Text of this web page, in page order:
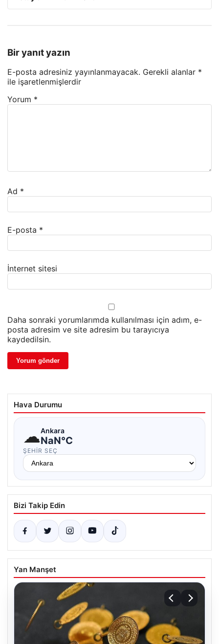
Bir yanıt yazın
E-posta adresiniz yayınlanmayacak. Gerekli alanlar *
ile işaretlenmişlerdir
Yorum *
Ad *
E-posta *
İnternet sitesi
Daha sonraki yorumlarımda kullanılması için adım, e-
posta adresim ve site adresim bu tarayıcıya
kaydedilsin.
Hava Durumu
☁Ankara
NaN°C
ŞEHIR SEÇ
Bizi Takip Edin
Yan Manşet